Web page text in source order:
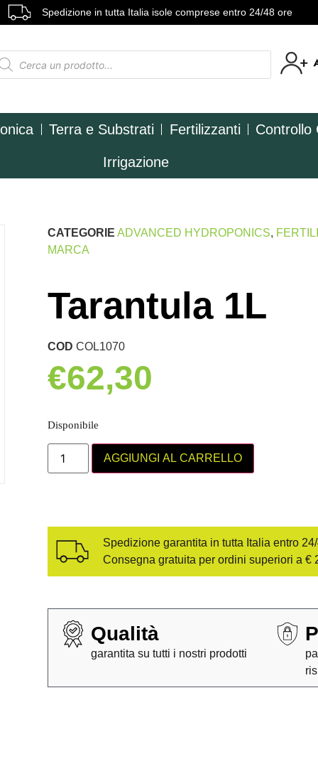
Spedizione in tutta Italia isole comprese entro 24/48 ore
Terra e Substrati Fertilizzanti Controllo
Irrigazione
CATEGORIE ADVANCED HYDROPONICS,
MARCA
Tarantula 1L
CODCOL1070
€62,30
Disponibile
AGGIUNGI AL CARRELLO
Spedizione garantita in tutta Italia entro
Consegna gratuita per ordini superiori a €
Qualità
garantita su tutti i nostri prodotti